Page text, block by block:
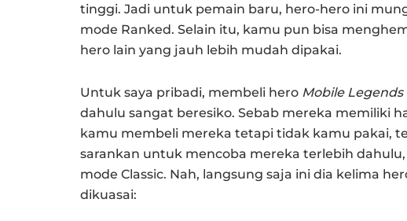
tinggi. Jadi untuk pemain baru, hero-hero ini
mode Ranked. Selain itu, kamu pun bisa
hero lain yang jauh lebih mudah dipakai.
Untuk saya pribadi, membeli hero Mobile Legends
dahulu sangat beresiko. Sebab mereka memiliki
kamu membeli mereka tetapi tidak kamu pakai,
sarankan untuk mencoba mereka terlebih
mode Classic. Nah, langsung saja ini dia kelima
dikuasai: